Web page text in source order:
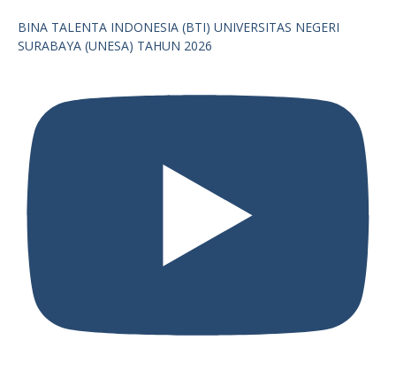
BINA TALENTA INDONESIA (BTI) UNIVERSITAS NEGERI
SURABAYA (UNESA) TAHUN 2026